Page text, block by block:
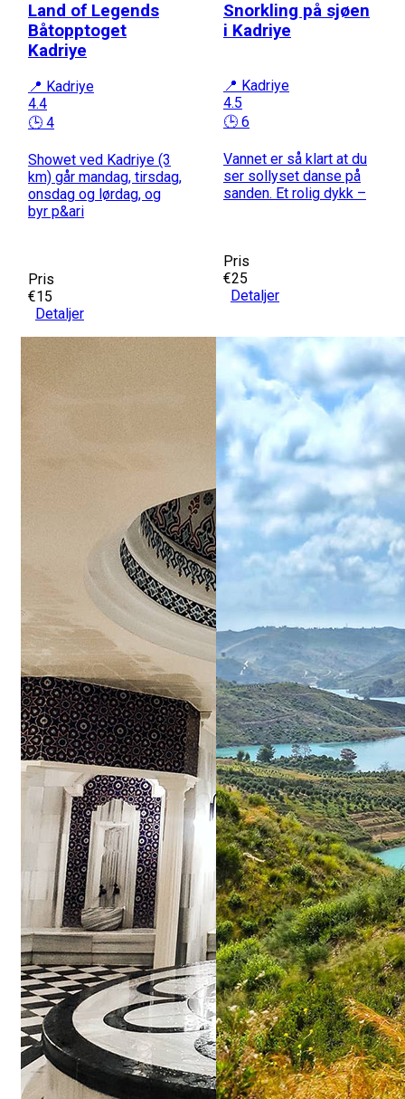
Land of Legends
Båtopptoget
Kadriye
📍 Kadriye
4.4
🕒 4
Showet ved Kadriye (3
km) går mandag, tirsdag,
onsdag og lørdag, og
byr p&ari
Pris
€15
Detaljer
Snorkling på sjøen
i Kadriye
📍 Kadriye
4.5
🕒 6
Vannet er så klart at du
ser sollyset danse på
sanden. Et rolig dykk –
Pris
€25
Detaljer